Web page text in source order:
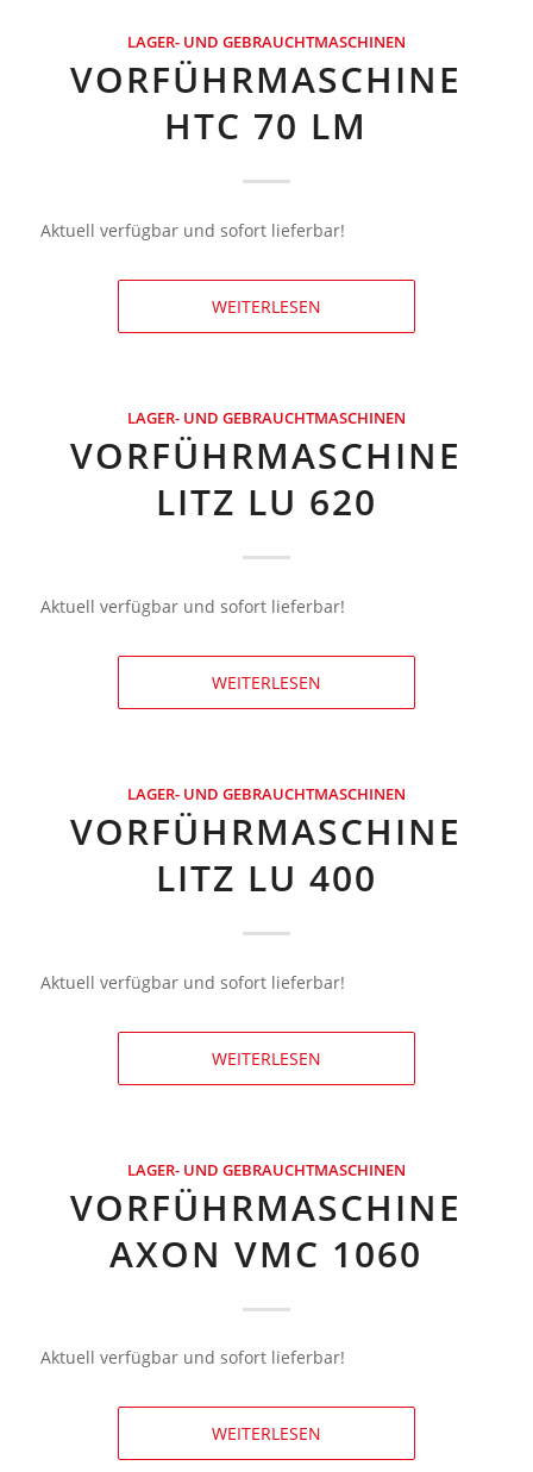
LAGER- UND GEBRAUCHTMASCHINEN
VORFÜHRMASCHINE
HTC 70 LM
Aktuell verfügbar und sofort lieferbar!
WEITERLESEN
LAGER- UND GEBRAUCHTMASCHINEN
VORFÜHRMASCHINE
LITZ LU 620
Aktuell verfügbar und sofort lieferbar!
WEITERLESEN
LAGER- UND GEBRAUCHTMASCHINEN
VORFÜHRMASCHINE
LITZ LU 400
Aktuell verfügbar und sofort lieferbar!
WEITERLESEN
LAGER- UND GEBRAUCHTMASCHINEN
VORFÜHRMASCHINE
AXON VMC 1060
Aktuell verfügbar und sofort lieferbar!
WEITERLESEN